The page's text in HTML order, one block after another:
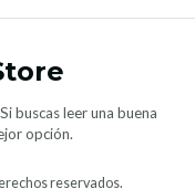
buscas leer una buena
opción.
reservados.